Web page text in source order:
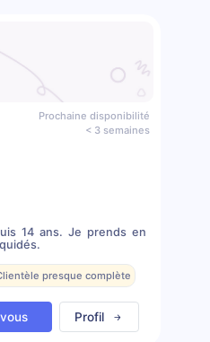
Prochaine disponibilité
< 3 semaines
14 ans. Je prends en
presque complète
Profil